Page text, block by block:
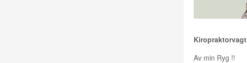
Kiropraktorvagt
Av min Ryg !!